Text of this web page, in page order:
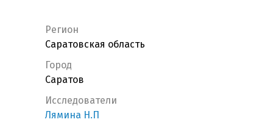
Регион
Саратовская область
Город
Саратов
Исследователи
Лямина Н.П